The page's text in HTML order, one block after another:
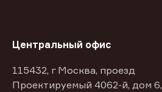
Центральный офис
115432, г Москва, проезд
Проектируемый 4062-й, дом 6,